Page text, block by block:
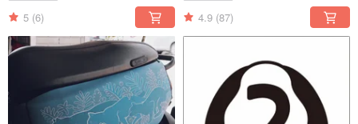
5 (6) 4.9 (87)